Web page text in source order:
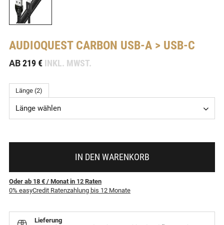
AUDIOQUESTCARBON USB-A > USB-C
AB219 € INKL. MWST.
Länge (2)
Länge wählen
IN DEN WARENKORB
Oder ab 18 € / Monatin 12 Raten
0% easyCredit Ratenzahlung bis 12 Monate
Lieferung